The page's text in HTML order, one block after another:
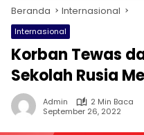
Beranda Internasional
Internasional
Korban Tewas
Sekolah Rusia
Admin
2 Min Baca
September 26, 2022